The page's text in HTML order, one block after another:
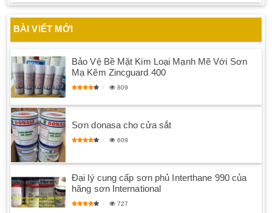
BÀI VIẾT MỚI
Bảo Vệ Bề Mặt Kim Loại Mạnh Mẽ Với Sơn
Mạ Kẽm Zincguard 400
809
Sơn donasa cho cửa sắt
609
Đại lý cung cấp sơn phủ Interthane 990 của
hãng sơn International
727